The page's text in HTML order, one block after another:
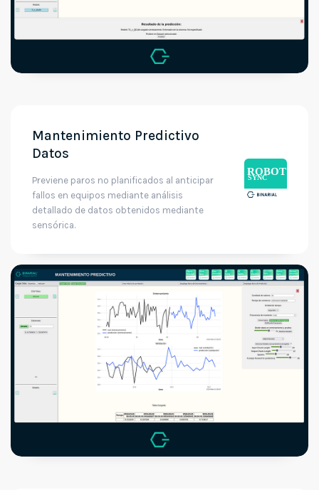
Mantenimiento Predictivo
Datos
Previene paros no planificados al anticipar
fallos en equipos mediante análisis
detallado de datos obtenidos mediante
sensórica.